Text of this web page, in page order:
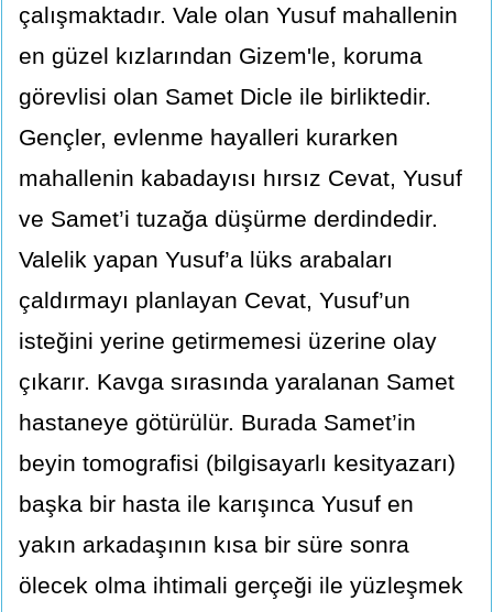
çalışmaktadır. Vale olan Yusuf mahallenin
en güzel kızlarından Gizem'le, koruma
görevlisi olan Samet Dicle ile birliktedir.
Gençler, evlenme hayalleri kurarken
mahallenin kabadayısı hırsız Cevat, Yusuf
ve Samet’i tuzağa düşürme derdindedir.
Valelik yapan Yusuf’a lüks arabaları
çaldırmayı planlayan Cevat, Yusuf’un
isteğini yerine getirmemesi üzerine olay
çıkarır. Kavga sırasında yaralanan Samet
hastaneye götürülür. Burada Samet’in
beyin tomografisi (bilgisayarlı kesityazarı)
başka bir hasta ile karışınca Yusuf en
yakın arkadaşının kısa bir süre sonra
ölecek olma ihtimali gerçeği ile yüzleşmek